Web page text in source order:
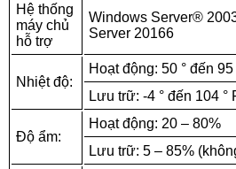
Hệ thống
máy chủ
hỗ trợ
Windows Server®
Server 20166
Nhiệt độ:
Hoạt động: 50 ° đến
Lưu trữ: -4 ° đến 104 °
Độ ẩm:
Hoạt động: 20 – 80%
Lưu trữ: 5 – 85%